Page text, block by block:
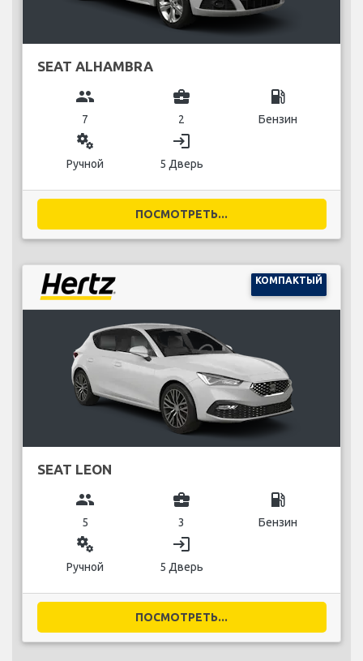
SEAT ALHAMBRA
group
7
business_center
2
local_gas_station
Бензин
miscellaneous_services
Ручной
login
5 Дверь
ПОСМОТРЕТЬ...
КОМПАКТЫЙ
SEAT LEON
group
5
business_center
3
local_gas_station
Бензин
miscellaneous_services
Ручной
login
5 Дверь
ПОСМОТРЕТЬ...